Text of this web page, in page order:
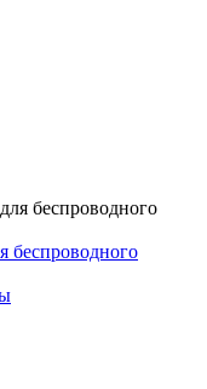
беспроводного